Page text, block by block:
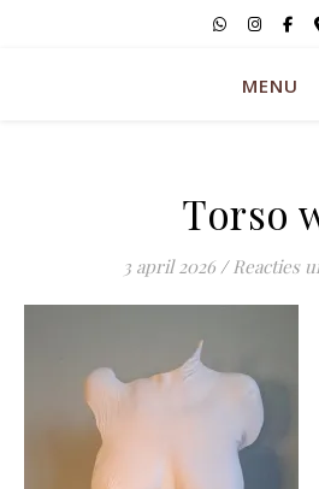
MENU
Torso
3 april 2026 / Reacties